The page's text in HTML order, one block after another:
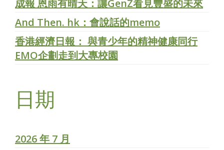
成報 恩雨有晴天：讓GenZ看見豐盛的未來
And Then. hk：會說話的memo
香港經濟日報： 與青少年的精神健康同行
EMO企劃走到大專校園
日期
2026 年 7 月